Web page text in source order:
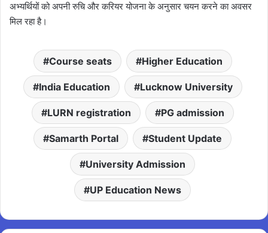
अभ्यर्थियों को अपनी रुचि और करियर योजना के अनुसार चयन करने का अवसर
मिल रहा है।
Course seats Higher Education
India Education Lucknow University
LURN registration PG admission
Samarth Portal Student Update
University Admission
UP Education News